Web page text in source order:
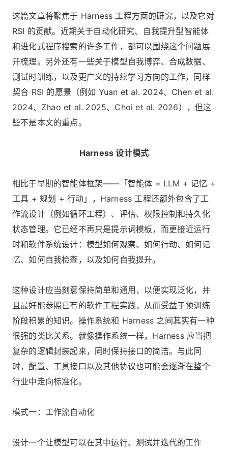
这篇文章将聚焦于 Harness 工程方面的研究，以及它对
RSI 的贡献。近期关于自动化研究、自我提升型智能体
和进化式程序搜索的许多工作，都可以围绕这个问题展
开梳理。另外还有一些关于模型自我博弈、合成数据、
测试时训练，以及更广义的持续学习方向的工作，同样
契合 RSI 的愿景（例如 Yuan et al. 2024、Chen et al.
2024、Zhao et al. 2025、Choi et al. 2026），但这
些不是本文的重点。
Harness 设计模式
相比于早期的智能体框架——「智能体 = LLM + 记忆 +
工具 + 规划 + 行动」，Harness 工程还额外包含了工
作流设计（例如循环工程）、评估、权限控制和持久化
状态管理。它已经不再只是提示词模板，而更接近运行
时和软件系统设计：模型如何观察、如何行动、如何记
忆、如何自我检查，以及如何自我提升。
这种设计应当刻意保持简单和通用，以便实现泛化，并
且最好能参照已有的软件工程实践，从而受益于预训练
阶段积累的知识。操作系统和 Harness 之间其实有一种
很强的类比关系。就像操作系统一样，Harness 应当把
复杂的逻辑封装起来，同时保持接口的简洁。与此同
时，配置、工具接口以及其他协议也可能会逐渐在整个
行业中走向标准化。
模式一：工作流自动化
设计一个让模型可以在其中运行、测试并迭代的工作